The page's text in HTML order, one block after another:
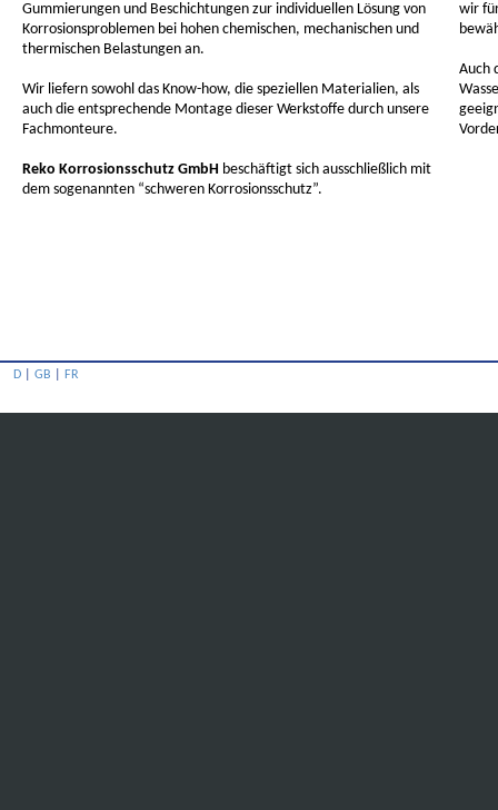
Gummierungen und Beschichtungen zur individuellen Lösung von
Korrosionsproblemen bei hohen chemischen, mechanischen und
thermischen Belastungen an.
Wir liefern sowohl das Know-how, die speziellen Materialien, als
auch die entsprechende Montage dieser Werkstoffe durch unsere
Fachmonteure.
Reko Korrosionsschutz GmbH beschäftigt sich ausschließlich mit
dem sogenannten “schweren Korrosionsschutz”.
wir
Auch
D GB FR